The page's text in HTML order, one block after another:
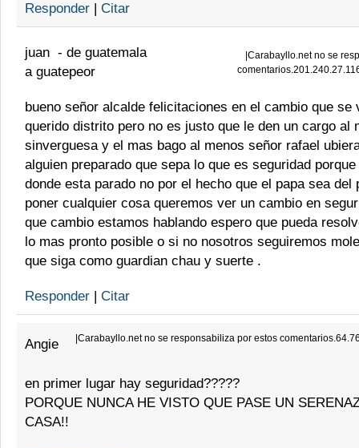
Responder | Citar
juan - de guatemala
a guatepeor
Carabayllo.net no se
bueno señor alcalde felicitaciones en el cambio que se
querido distrito pero no es justo que le den un cargo al
sinverguesa y el mas bago al menos señor rafael
alguien preparado que sepa lo que es seguridad
donde esta parado no por el hecho que el papa sea del
poner cualquier cosa queremos ver un cambio en
que cambio estamos hablando espero que pueda
lo mas pronto posible o si no nosotros seguiremos
que siga como guardian chau y suerte .
Responder | Citar
Angie Carabayllo.net no se responsabiliza por estos
en primer lugar hay seguridad?????
PORQUE NUNCA HE VISTO QUE PASE UN
CASA!!